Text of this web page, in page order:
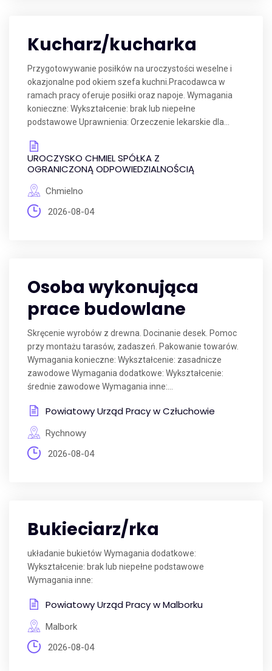
Kucharz/kucharka
Przygotowywanie posiłków na uroczystości weselne i
okazjonalne pod okiem szefa kuchni.Pracodawca w
ramach pracy oferuje posiłki oraz napoje. Wymagania
konieczne: Wykształcenie: brak lub niepełne
podstawowe Uprawnienia: Orzeczenie lekarskie dla...
UROCZYSKO CHMIEL SPÓŁKA Z
OGRANICZONĄ ODPOWIEDZIALNOŚCIĄ
Chmielno
2026-08-04
Osoba wykonująca
prace budowlane
Skręcenie wyrobów z drewna. Docinanie desek. Pomoc
przy montażu tarasów, zadaszeń. Pakowanie towarów.
Wymagania konieczne: Wykształcenie: zasadnicze
zawodowe Wymagania dodatkowe: Wykształcenie:
średnie zawodowe Wymagania inne:...
Powiatowy Urząd Pracy w Człuchowie
Rychnowy
2026-08-04
Bukieciarz/rka
układanie bukietów Wymagania dodatkowe:
Wykształcenie: brak lub niepełne podstawowe
Wymagania inne:
Powiatowy Urząd Pracy w Malborku
Malbork
2026-08-04